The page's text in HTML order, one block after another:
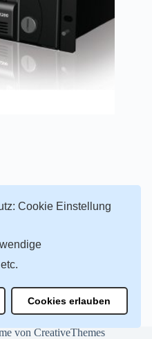
von CreativeThemes
Cookie Einstellung
Cookies erlauben